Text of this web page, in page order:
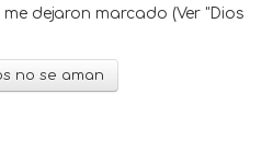
dejaron marcado (Ver "Dios
no se aman